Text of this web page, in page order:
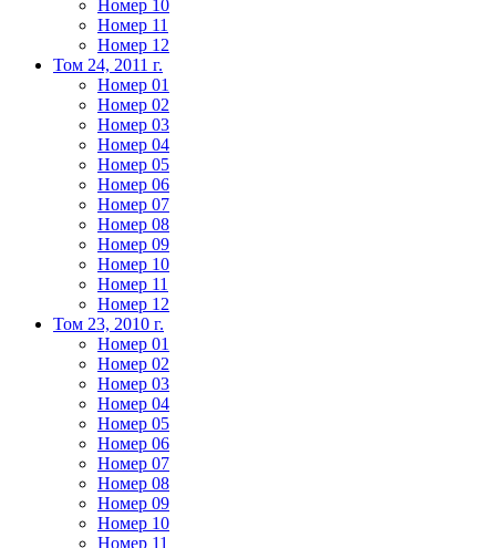
Номер 10
Номер 11
Номер 12
Том 24, 2011 г.
Номер 01
Номер 02
Номер 03
Номер 04
Номер 05
Номер 06
Номер 07
Номер 08
Номер 09
Номер 10
Номер 11
Номер 12
Том 23, 2010 г.
Номер 01
Номер 02
Номер 03
Номер 04
Номер 05
Номер 06
Номер 07
Номер 08
Номер 09
Номер 10
Номер 11